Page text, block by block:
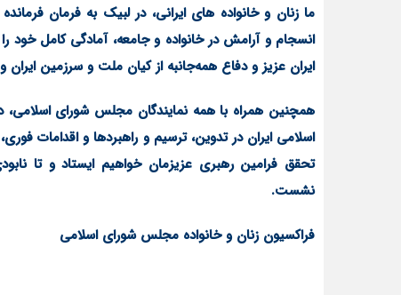
ما زنان و خانواده های ایرانی، در لبیک به فرمان
انسجام و آرامش در خانواده و جامعه، آمادگی کامل خود
ایران عزیز و دفاع همه‌جانبه از کیان ملت و سرزمین
همچنین همراه با همه نمایندگان مجلس شورای اسلامی،
اسلامی ایران در تدوین، ترسیم و راهبردها و اقدامات
تحقق فرامین رهبری عزیزمان خواهیم ایستاد و تا
نشست.
فراکسیون زنان و خانواده مجلس شورای اسلامی